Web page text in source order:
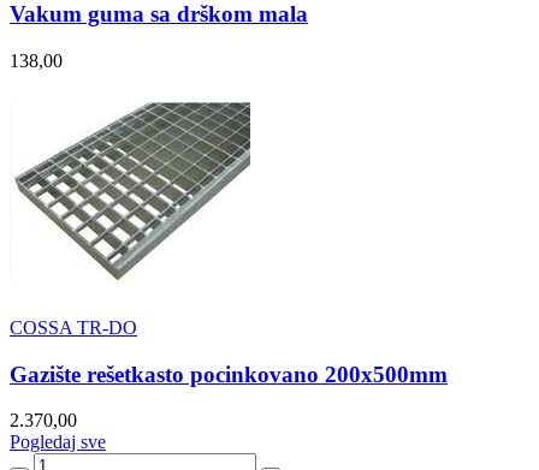
Vakum guma sa drškom mala
138,00
COSSA TR-DO
Gazište rešetkasto pocinkovano 200x500mm
2.370,00
Pogledaj sve